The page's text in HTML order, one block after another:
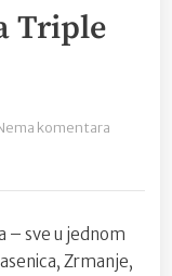
Triple
komentara
postaje
Jeste
– sve u jednom
Zrmanje,